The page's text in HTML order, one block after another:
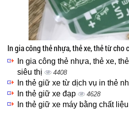
In gia công thẻ nhựa, thẻ xe, thẻ từ cho
In gia công thẻ nhựa, thẻ xe,
siêu thị
4408
In thẻ giữ xe từ dịch vụ in thẻ
In thẻ giữ xe đạp 4628
In thẻ giữ xe máy bằng chất